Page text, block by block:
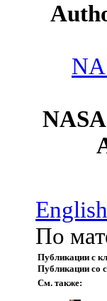
По
Публикации с
Публикации со
См. также: